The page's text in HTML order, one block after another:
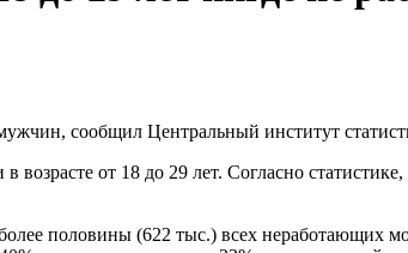
сообщил Центральный институт
от 18 до 29 лет. Согласно
половины (622 тыс.) всех